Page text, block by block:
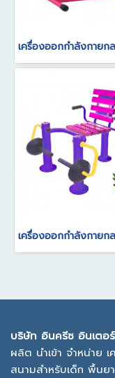
บริษัท อินครีซ อินเตอ
ผลิต นำเข้า จำหน่าย
สนามสำหรับเด็ก พื้นย